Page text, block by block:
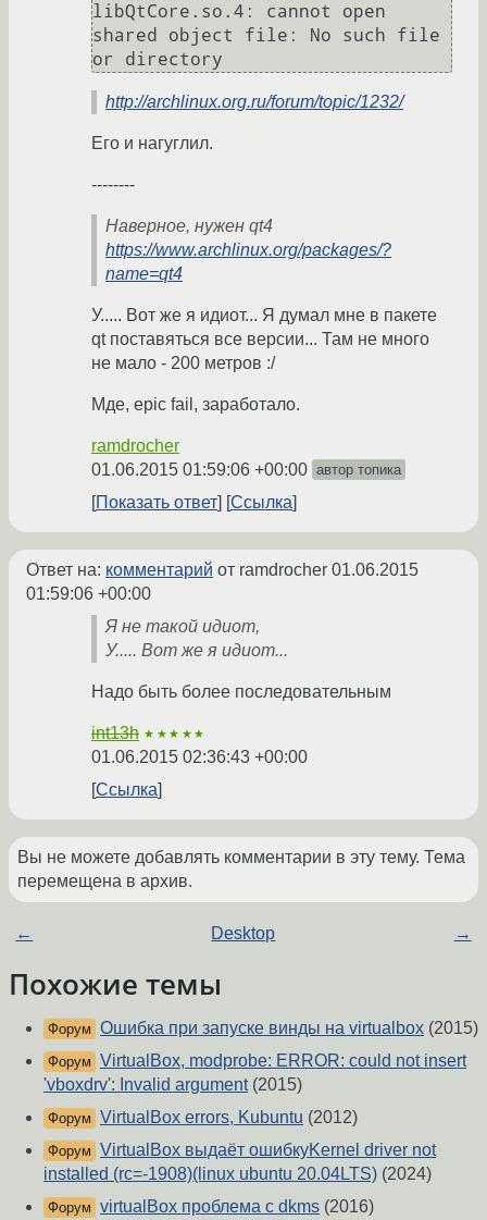
libQtCore.so.4: cannot open
shared object file: No such file
http://archlinux.org.ru/forum/topic/1232/
Его и нагуглил.
--------
Наверное, нужен qt4
https://www.archlinux.org/packages/?
name=qt4
У..... Вот же я идиот... Я думал мне в пакете
qt поставяться все версии... Там не много
не мало - 200 метров :/
Мде, epic fail, заработало.
ramdrocher
01.06.2015 01:59:06 +00:00 автор топика
Показать ответ Ссылка
Ответ на: комментарий от ramdrocher 01.06.2015
01:59:06 +00:00
Я не такой идиот,
У..... Вот же я идиот...
Надо быть более последовательным
int13h ★★★★★
01.06.2015 02:36:43 +00:00
Ссылка
Вы не можете добавлять комментарии в эту тему. Тема
перемещена в архив.
← Desktop →
Похожие темы
Форум Ошибка при запуске винды на virtualbox (2015)
Форум VirtualBox, modprobe: ERROR: could not insert
'vboxdrv': Invalid argument(2015)
Форум VirtualBox errors, Kubuntu (2012)
Форум VirtualBox выдаёт ошибкуKernel driver not
installed (rc=-1908)(linux ubuntu 20.04LTS) (2024)
Форум virtualBox проблема с dkms (2016)